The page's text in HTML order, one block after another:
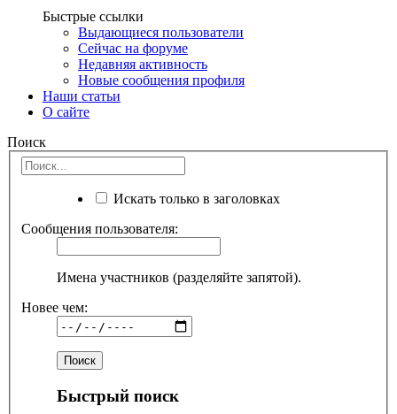
Быстрые ссылки
Выдающиеся пользователи
Сейчас на форуме
Недавняя активность
Новые сообщения профиля
Наши статьи
О сайте
Поиск
Искать только в заголовках
Сообщения пользователя:
Имена участников (разделяйте запятой).
Новее чем:
Быстрый поиск